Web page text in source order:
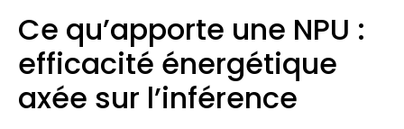
Ce qu’apporte une NPU :
efficacité énergétique
axée sur l’inférence